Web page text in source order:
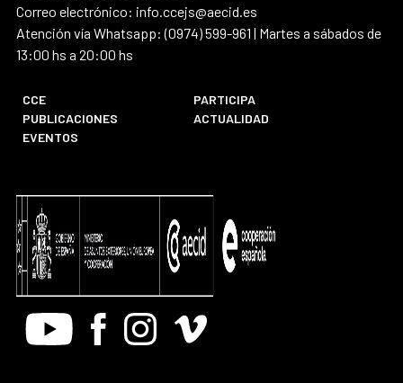
Correo electrónico: info.ccejs@aecid.es
Atención vía Whatsapp: (0974) 599-961 | Martes a sábados de
13:00 hs a 20:00 hs
CCE
PARTICIPA
PUBLICACIONES
ACTUALIDAD
EVENTOS
Youtube FacebookInstagram
Vimeo